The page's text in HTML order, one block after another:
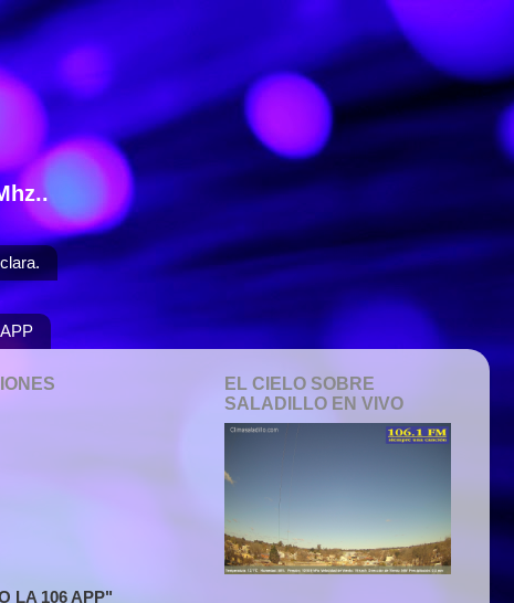
LA 106 APP"
EL CIELO SOBRE
SALADILLO EN VIVO